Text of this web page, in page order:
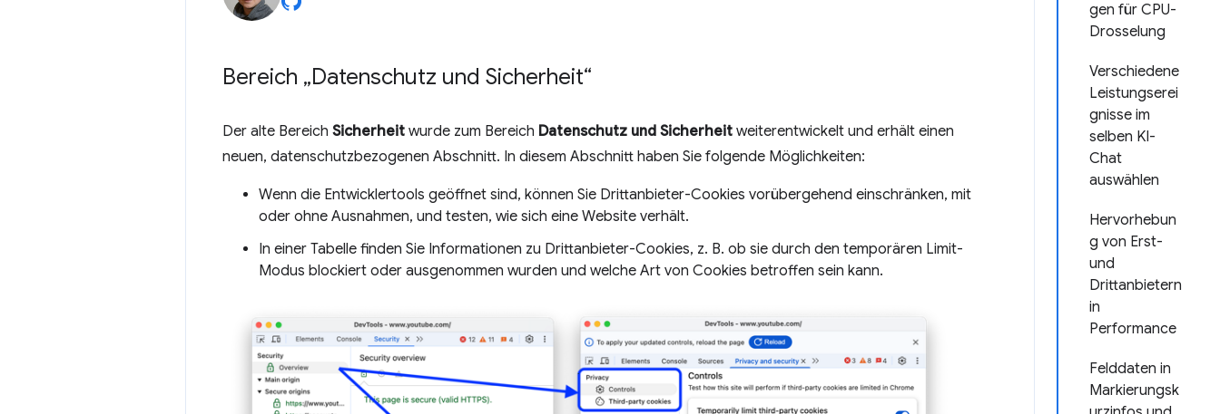
gen für CPU-
Drosselung
Verschiedene
Leistungserei
gnisse im
selben KI-
Chat
auswählen
Hervorhebun
g von Erst-
und
Drittanbietern
in
Performance
Felddaten in
Markierungsk
Bereich „Datenschutz und Sicherheit“
Der alte Bereich Sicherheit wurde zum Bereich Datenschutz und Sicherheit weiterentwickelt und erhält einen
neuen, datenschutzbezogenen Abschnitt. In diesem Abschnitt haben Sie folgende Möglichkeiten:
Wenn die Entwicklertools geöffnet sind, können Sie Drittanbieter-Cookies vorübergehend einschränken, mit
oder ohne Ausnahmen, und testen, wie sich eine Website verhält.
In einer Tabelle finden Sie Informationen zu Drittanbieter-Cookies, z. B. ob sie durch den temporären Limit-
Modus blockiert oder ausgenommen wurden und welche Art von Cookies betroffen sein kann.